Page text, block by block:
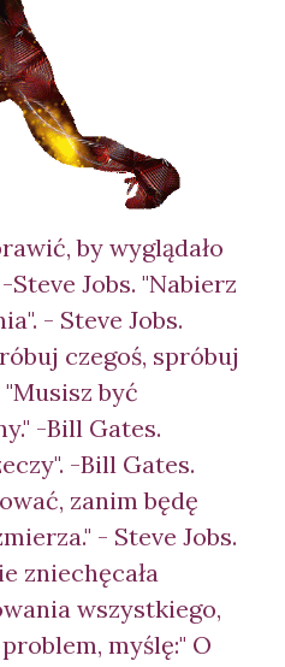
by wyglądało
Jobs. "Nabierz
- Steve Jobs.
czegoś, spróbuj
"Musisz być
-Bill Gates.
-Bill Gates.
zanim będę
- Steve Jobs.
zniechęcała
wszystkiego,
myślę:" O